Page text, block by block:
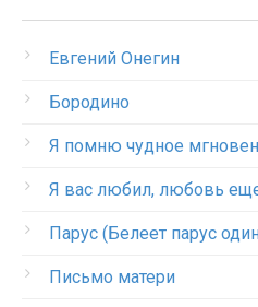
Евгений Онегин
Бородино
Я помню чудное
Я вас любил, любовь
Парус (Белеет парус
Письмо матери